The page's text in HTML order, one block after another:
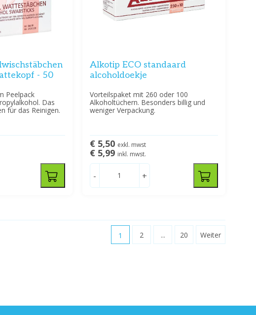
- 50
Peelpack
Das
für das Reinigen.
Alkotip ECO standaard
alcoholdoekje
Vorteilspaket mit 260 oder 100
Alkoholtüchern. Besonders billig und
weniger Verpackung.
€ 5,50 exkl. mwst
€ 5,99 inkl. mwst.
- +
1 2 ... 20 Weiter